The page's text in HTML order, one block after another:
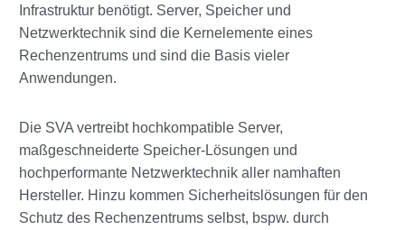
Infrastruktur benötigt. Server, Speicher und
Netzwerktechnik sind die Kernelemente eines
Rechenzentrums und sind die Basis vieler
Anwendungen.
Die SVA vertreibt hochkompatible Server,
maßgeschneiderte Speicher-Lösungen und
hochperformante Netzwerktechnik aller namhaften
Hersteller. Hinzu kommen Sicherheitslösungen für den
Schutz des Rechenzentrums selbst, bspw. durch